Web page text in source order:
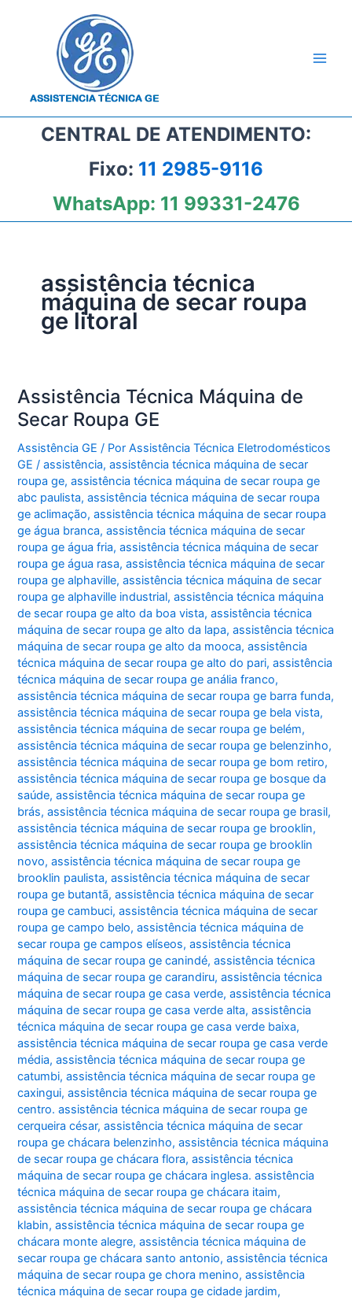
CENTRAL DE ATENDIMENTO:
Fixo: 11 2985-9116
WhatsApp: 11 99331-2476
assistência técnica
máquina de secar roupa
ge litoral
Assistência Técnica Máquina de
Secar Roupa GE
Assistência GE / PorAssistência Técnica Eletrodomésticos
GE/assistência,assistência técnica máquina de secar
roupa ge,assistência técnica máquina de secar roupa ge
abc paulista,assistência técnica máquina de secar roupa
ge aclimação,assistência técnica máquina de secar roupa
ge água branca,assistência técnica máquina de secar
roupa ge água fria,assistência técnica máquina de secar
roupa ge água rasa,assistência técnica máquina de secar
roupa ge alphaville,assistência técnica máquina de secar
roupa ge alphaville industrial,assistência técnica máquina
de secar roupa ge alto da boa vista,assistência técnica
máquina de secar roupa ge alto da lapa,assistência técnica
máquina de secar roupa ge alto da mooca,assistência
técnica máquina de secar roupa ge alto do pari,assistência
técnica máquina de secar roupa ge anália franco,
assistência técnica máquina de secar roupa ge barra funda,
assistência técnica máquina de secar roupa ge bela vista,
assistência técnica máquina de secar roupa ge belém,
assistência técnica máquina de secar roupa ge belenzinho,
assistência técnica máquina de secar roupa ge bom retiro,
assistência técnica máquina de secar roupa ge bosque da
saúde,assistência técnica máquina de secar roupa ge
brás,assistência técnica máquina de secar roupa ge brasil,
assistência técnica máquina de secar roupa ge brooklin,
assistência técnica máquina de secar roupa ge brooklin
novo,assistência técnica máquina de secar roupa ge
brooklin paulista,assistência técnica máquina de secar
roupa ge butantã,assistência técnica máquina de secar
roupa ge cambuci,assistência técnica máquina de secar
roupa ge campo belo,assistência técnica máquina de
secar roupa ge campos elíseos,assistência técnica
máquina de secar roupa ge canindé,assistência técnica
máquina de secar roupa ge carandiru,assistência técnica
máquina de secar roupa ge casa verde,assistência técnica
máquina de secar roupa ge casa verde alta,assistência
técnica máquina de secar roupa ge casa verde baixa,
assistência técnica máquina de secar roupa ge casa verde
média,assistência técnica máquina de secar roupa ge
catumbi,assistência técnica máquina de secar roupa ge
caxingui,assistência técnica máquina de secar roupa ge
centro. assistência técnica máquina de secar roupa ge
cerqueira césar,assistência técnica máquina de secar
roupa ge chácara belenzinho,assistência técnica máquina
de secar roupa ge chácara flora,assistência técnica
máquina de secar roupa ge chácara inglesa. assistência
técnica máquina de secar roupa ge chácara itaim,
assistência técnica máquina de secar roupa ge chácara
klabin,assistência técnica máquina de secar roupa ge
chácara monte alegre,assistência técnica máquina de
secar roupa ge chácara santo antonio,assistência técnica
máquina de secar roupa ge chora menino,assistência
técnica máquina de secar roupa ge cidade jardim,